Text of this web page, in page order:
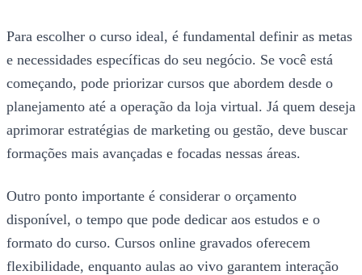
Para escolher o curso ideal, é fundamental definir as metas
e necessidades específicas do seu negócio. Se você está
começando, pode priorizar cursos que abordem desde o
planejamento até a operação da loja virtual. Já quem deseja
aprimorar estratégias de marketing ou gestão, deve buscar
formações mais avançadas e focadas nessas áreas.
Outro ponto importante é considerar o orçamento
disponível, o tempo que pode dedicar aos estudos e o
formato do curso. Cursos online gravados oferecem
flexibilidade, enquanto aulas ao vivo garantem interação